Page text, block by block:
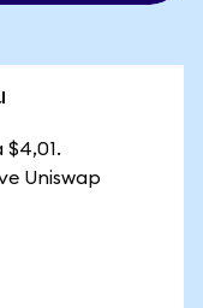
$4,01.
Uniswap